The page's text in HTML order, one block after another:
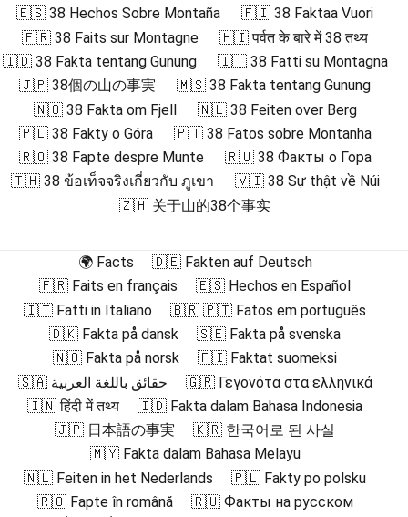
🇪🇸 38 Hechos Sobre Montaña
🇫🇮 38 Faktaa Vuori
🇫🇷 38 Faits sur Montagne
🇭🇮 पर्वत के बारे में 38 तथ्य
🇮🇩 38 Fakta tentang Gunung
🇮🇹 38 Fatti su Montagna
🇯🇵 38個の山の事実
🇲🇸 38 Fakta tentang Gunung
🇳🇴 38 Fakta om Fjell
🇳🇱 38 Feiten over Berg
🇵🇱 38 Fakty o Góra
🇵🇹 38 Fatos sobre Montanha
🇷🇴 38 Fapte despre Munte
🇷🇺 38 Факты о Гора
🇹🇭 38 ข้อเท็จจริงเกี่ยวกับ ภูเขา
🇻🇮 38 Sự thật về Núi
🇿🇭 关于山的38个事实
🌍 Facts
🇩🇪 Fakten auf Deutsch
🇫🇷 Faits en français
🇪🇸 Hechos en Español
🇮🇹 Fatti in Italiano
🇧🇷 🇵🇹 Fatos em português
🇩🇰 Fakta på dansk
🇸🇪 Fakta på svenska
🇳🇴 Fakta på norsk
🇫🇮 Faktat suomeksi
🇸🇦 حقائق باللغة العربية
🇬🇷 Γεγονότα στα ελληνικά
🇮🇳 हिंदी में तथ्य
🇮🇩 Fakta dalam Bahasa Indonesia
🇯🇵 日本語の事実
🇰🇷 한국어로 된 사실
🇲🇾 Fakta dalam Bahasa Melayu
🇳🇱 Feiten in het Nederlands
🇵🇱 Fakty po polsku
🇷🇴 Fapte în română
🇷🇺 Факты на русском